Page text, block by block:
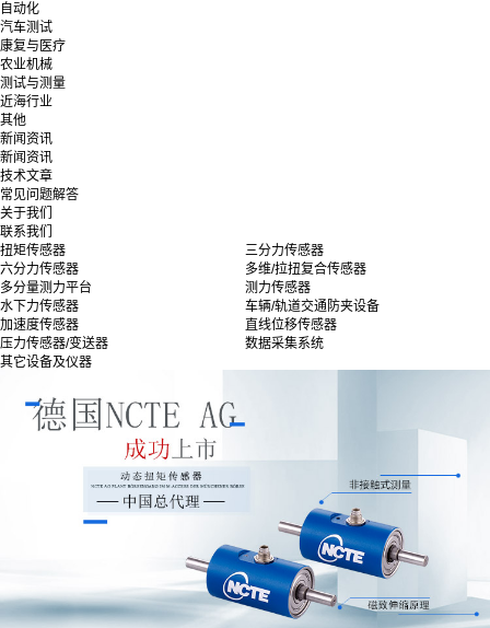
自动化
汽车测试
康复与医疗
农业机械
测试与测量
近海行业
其他
新闻资讯
新闻资讯
技术文章
常见问题解答
关于我们
联系我们
扭矩传感器
三分力传感器
六分力传感器
多维/拉扭复合传感器
多分量测力平台
测力传感器
水下力传感器
车辆/轨道交通防夹设备
加速度传感器
直线位移传感器
压力传感器/变送器
数据采集系统
其它设备及仪器